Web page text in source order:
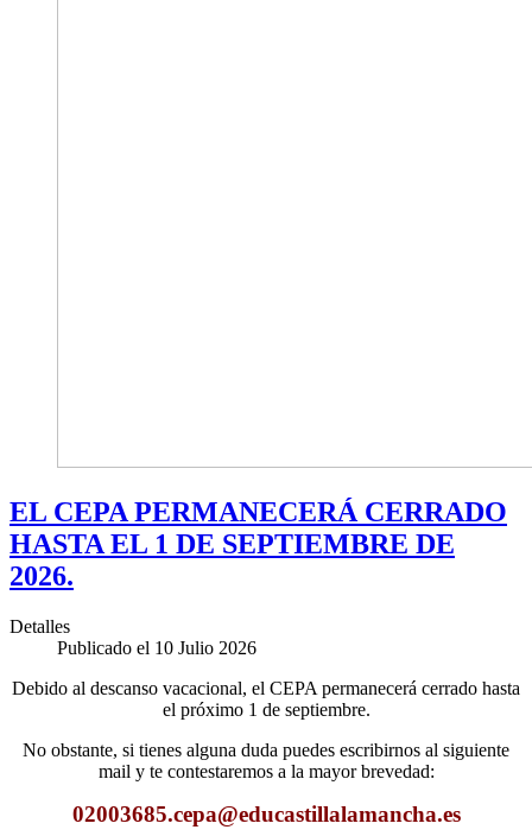
EL CEPA PERMANECERÁ CERRADO
HASTA EL 1 DE SEPTIEMBRE DE
2026.
Detalles
Publicado el 10 Julio 2026
Debido al descanso vacacional, el CEPA permanecerá cerrado hasta
el próximo 1 de septiembre.
No obstante, si tienes alguna duda puedes escribirnos al siguiente
mail y te contestaremos a la mayor brevedad:
02003685.cepa@educastillalamancha.es